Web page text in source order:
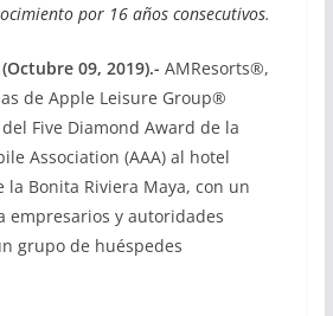
por 16 años consecutivos.
09, 2019).- AMResorts®,
de Apple Leisure Group®
Five Diamond Award de la
Association (AAA) al hotel
la Bonita Riviera Maya, con un
empresarios y autoridades
grupo de huéspedes